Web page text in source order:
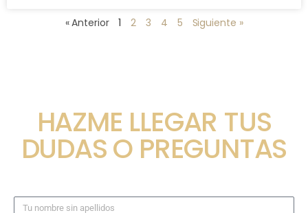
« Anterior 1 2 3 4 5 Siguiente »
HAZME LLEGAR TUS
DUDAS O PREGUNTAS